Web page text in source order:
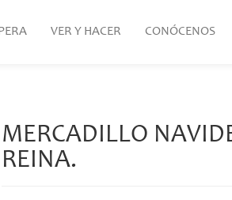
VER Y HACER CONÓCENOS
MERCADILLO
REINA.